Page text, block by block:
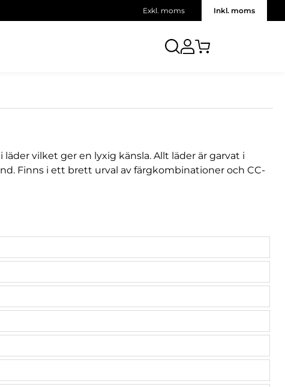
Exkl. moms Inkl. moms
vilket ger en lyxig känsla. Allt läder är garvat i
Finns i ett brett urval av färgkombinationer och CC-